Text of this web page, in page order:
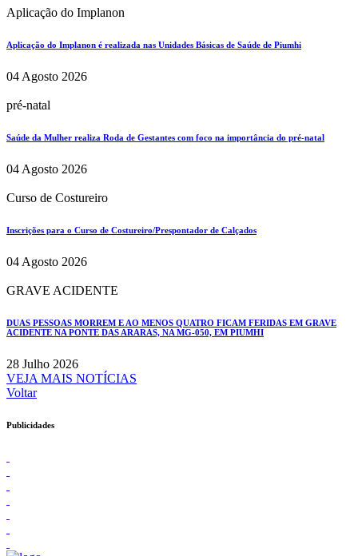
Aplicação do Implanon
Aplicação do Implanon é realizada nas Unidades Básicas de Saúde de Piumhi
04 Agosto 2026
pré-natal
Saúde da Mulher realiza Roda de Gestantes com foco na importância do pré-natal
04 Agosto 2026
Curso de Costureiro
Inscrições para o Curso de Costureiro/Prespontador de Calçados
04 Agosto 2026
GRAVE ACIDENTE
DUAS PESSOAS MORREM E AO MENOS QUATRO FICAM FERIDAS EM GRAVE
ACIDENTE NA PONTE DAS ARARAS, NA MG-050, EM PIUMHI
28 Julho 2026
VEJA MAIS NOTÍCIAS
Voltar
Publicidades